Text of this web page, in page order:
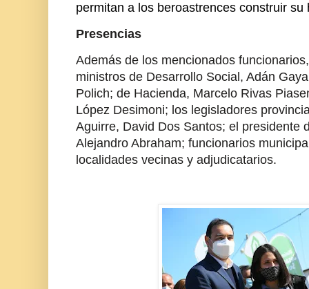
permitan a los beroastrences construir su
Presencias
Además de los mencionados
ministros de Desarrollo Social, Adán
Polich; de Hacienda, Marcelo Rivas
López Desimoni; los legisladores
Aguirre, David Dos Santos; el presidente
Alejandro Abraham; funcionarios
localidades vecinas y adjudicatarios.